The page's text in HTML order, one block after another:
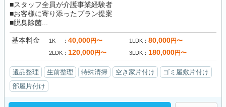
■スタッフ全員が介護事業経験者
■お客様に寄り添ったプラン提案
■脱臭除菌...
基本料金 1K 40,000円〜 1LDK 80,000円〜
2LDK 120,000円〜 3LDK 180,000円〜
遺品整理 生前整理 特殊清掃 空き家片付け
ゴミ屋敷片付け
部屋片付け